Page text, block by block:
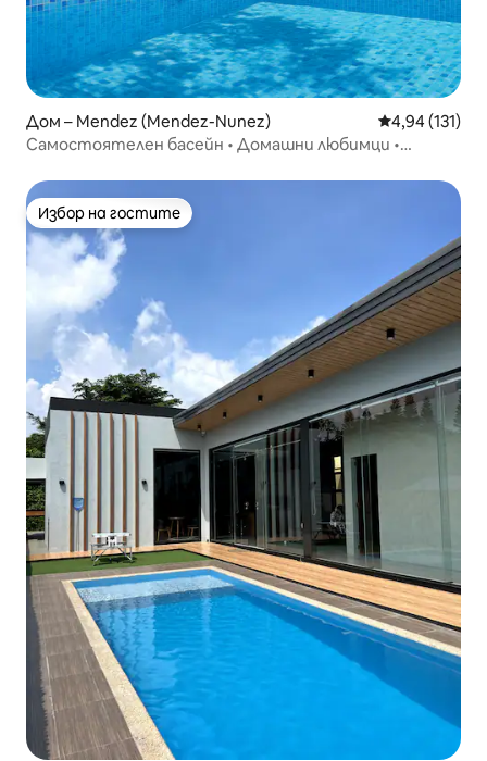
Дом – Mendez (Mendez-Nunez) Средна
4,94 (131)
Самостоятелен басейн • Домашни любимци •
Избор на гостите
Избор на гостите